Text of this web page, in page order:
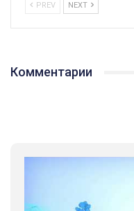
PREV NEXT
Комментарии